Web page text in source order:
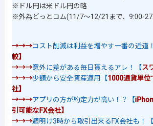
※ドル円は米ドル円の略
※外為どっとコム(11/7～12/21まで、9:00-
→→→コスト削減は利益を増やす一番の近道
較】
→→→意外に差がある毎日貰えるアレ！【ス
→→→少額から安全資産運用【1000通貨単位
社】
→→→アプリの方が約定力が高い！？【
引可能なFX会社】
→→→週明け3時から取引出来るFX会社も！【